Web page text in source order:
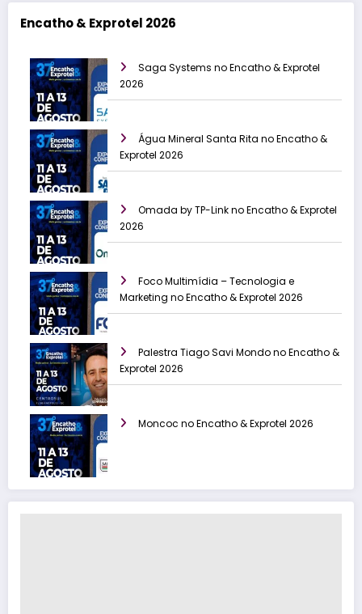
Encatho & Exprotel 2026
Saga Systems no Encatho & Exprotel
2026
Água Mineral Santa Rita no Encatho &
Exprotel 2026
Omada by TP-Link no Encatho & Exprotel
2026
Foco Multimídia – Tecnologia e
Marketing no Encatho & Exprotel 2026
Palestra Tiago Savi Mondo no Encatho &
Exprotel 2026
Moncoc no Encatho & Exprotel 2026